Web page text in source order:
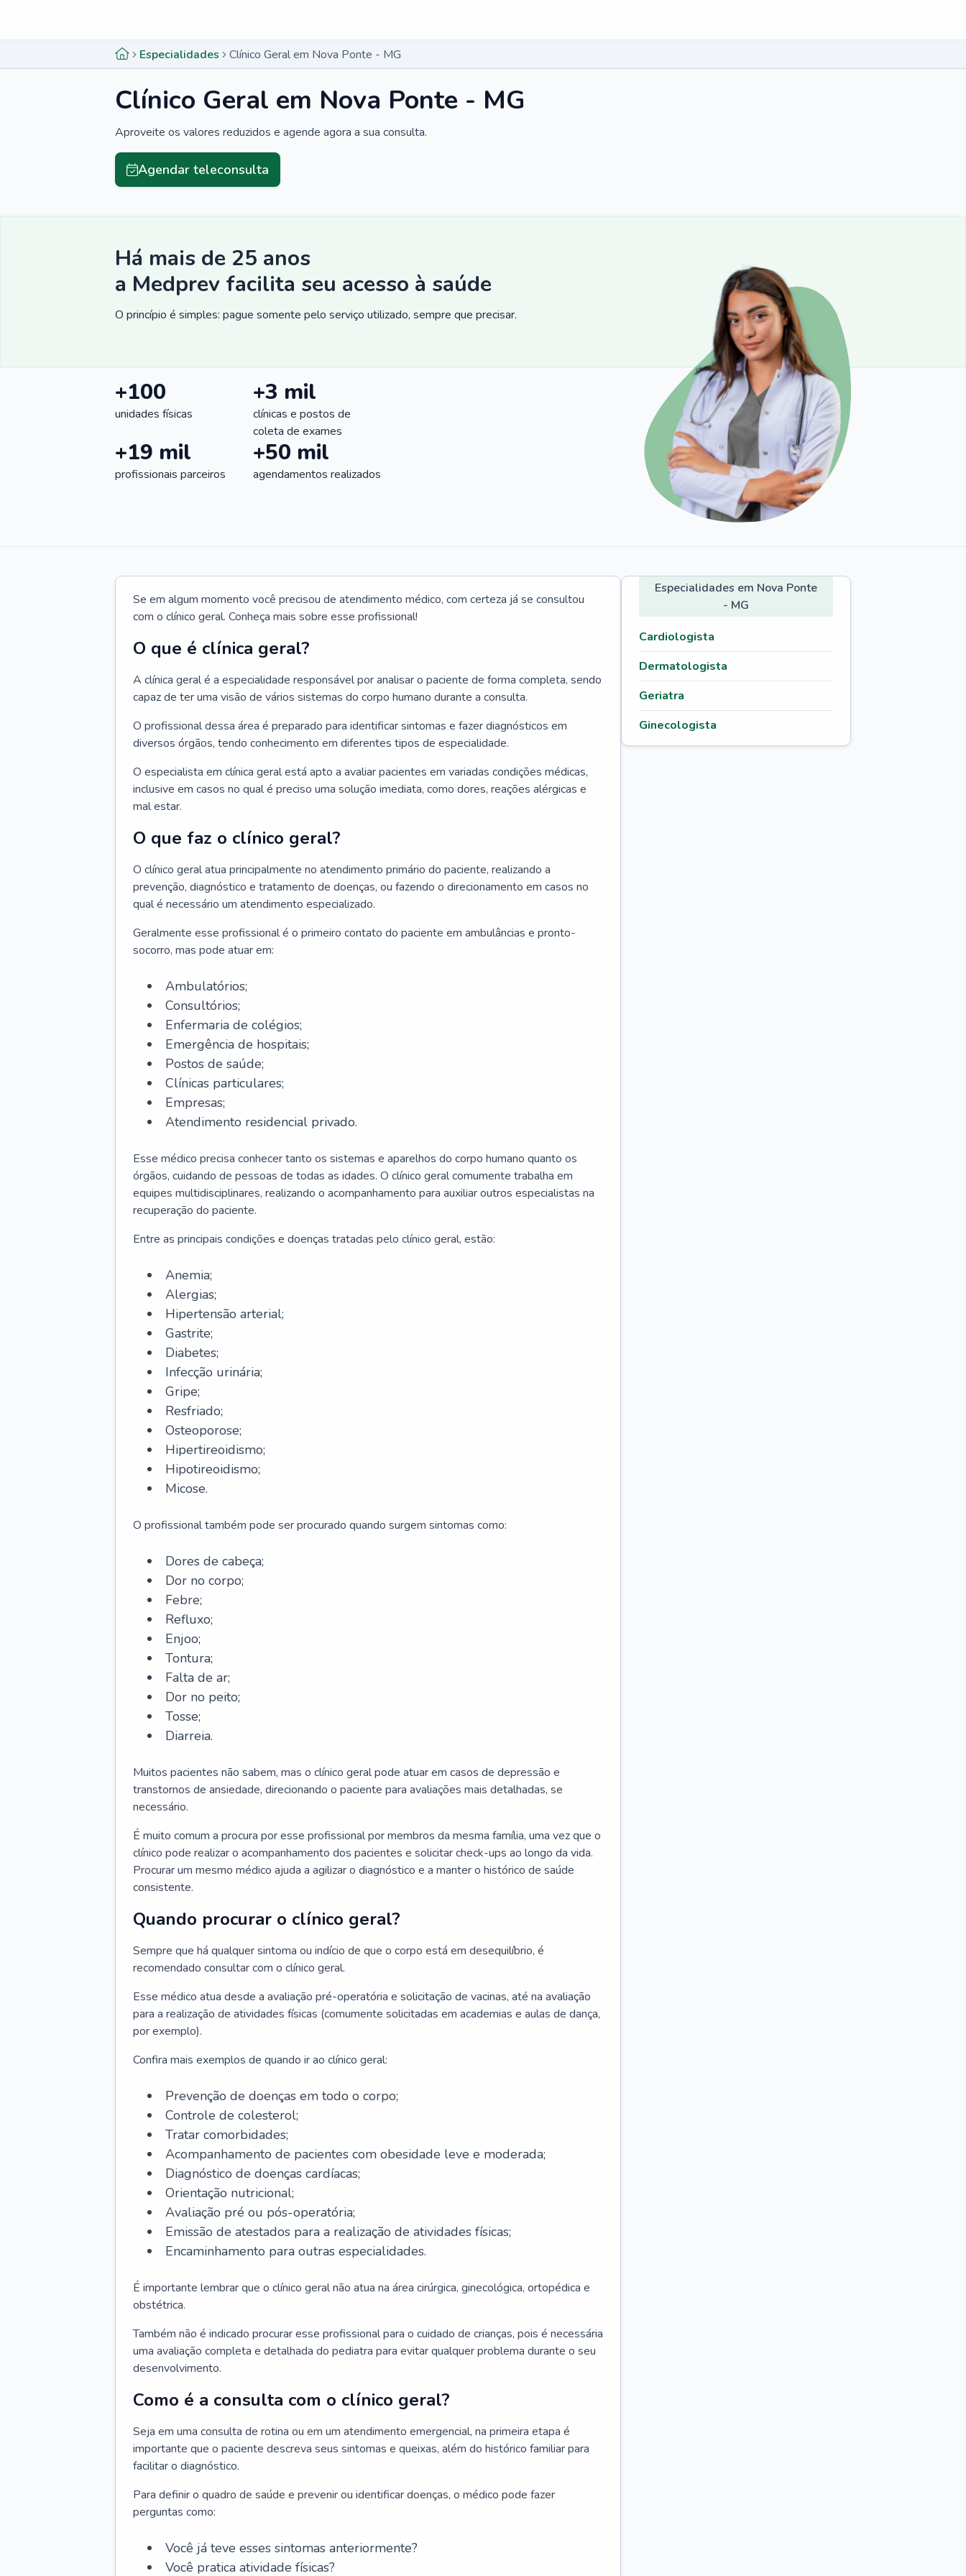
Especialidades Clínico Geral em Nova Ponte - MG
Clínico Geral em Nova Ponte - MG
Aproveite os valores reduzidos e agende agora a sua consulta.
Agendar teleconsulta
Há mais de 25 anos
a Medprev facilita seu acesso à saúde
O princípio é simples: pague somente pelo serviço utilizado, sempre que precisar.
+100
unidades físicas
+3 mil
clínicas e postos de
coleta de exames
+19 mil
profissionais parceiros
+50 mil
agendamentos realizados
Se em algum momento você precisou de atendimento médico, com certeza já se consultou
com o clínico geral. Conheça mais sobre esse profissional!
O que é clínica geral?
A clínica geral é a especialidade responsável por analisar o paciente de forma completa, sendo
capaz de ter uma visão de vários sistemas do corpo humano durante a consulta.
O profissional dessa área é preparado para identificar sintomas e fazer diagnósticos em
diversos órgãos, tendo conhecimento em diferentes tipos de especialidade.
O especialista em clínica geral está apto a avaliar pacientes em variadas condições médicas,
inclusive em casos no qual é preciso uma solução imediata, como dores, reações alérgicas e
mal estar.
O que faz o clínico geral?
O clínico geral atua principalmente no atendimento primário do paciente, realizando a
prevenção, diagnóstico e tratamento de doenças, ou fazendo o direcionamento em casos no
qual é necessário um atendimento especializado.
Geralmente esse profissional é o primeiro contato do paciente em ambulâncias e pronto-
socorro, mas pode atuar em:
Ambulatórios;
Consultórios;
Enfermaria de colégios;
Emergência de hospitais;
Postos de saúde;
Clínicas particulares;
Empresas;
Atendimento residencial privado.
Esse médico precisa conhecer tanto os sistemas e aparelhos do corpo humano quanto os
órgãos, cuidando de pessoas de todas as idades. O clínico geral comumente trabalha em
equipes multidisciplinares, realizando o acompanhamento para auxiliar outros especialistas na
recuperação do paciente.
Entre as principais condições e doenças tratadas pelo clínico geral, estão:
Anemia;
Alergias;
Hipertensão arterial;
Gastrite;
Diabetes;
Infecção urinária;
Gripe;
Resfriado;
Osteoporose;
Hipertireoidismo;
Hipotireoidismo;
Micose.
O profissional também pode ser procurado quando surgem sintomas como:
Dores de cabeça;
Dor no corpo;
Febre;
Refluxo;
Enjoo;
Tontura;
Falta de ar;
Dor no peito;
Tosse;
Diarreia.
Muitos pacientes não sabem, mas o clínico geral pode atuar em casos de depressão e
transtornos de ansiedade, direcionando o paciente para avaliações mais detalhadas, se
necessário.
É muito comum a procura por esse profissional por membros da mesma família, uma vez que o
clínico pode realizar o acompanhamento dos pacientes e solicitar check-ups ao longo da vida.
Procurar um mesmo médico ajuda a agilizar o diagnóstico e a manter o histórico de saúde
consistente.
Quando procurar o clínico geral?
Sempre que há qualquer sintoma ou indício de que o corpo está em desequilíbrio, é
recomendado consultar com o clínico geral.
Esse médico atua desde a avaliação pré-operatória e solicitação de vacinas, até na avaliação
para a realização de atividades físicas (comumente solicitadas em academias e aulas de dança,
por exemplo).
Confira mais exemplos de quando ir ao clínico geral:
Prevenção de doenças em todo o corpo;
Controle de colesterol;
Tratar comorbidades;
Acompanhamento de pacientes com obesidade leve e moderada;
Diagnóstico de doenças cardíacas;
Orientação nutricional;
Avaliação pré ou pós-operatória;
Emissão de atestados para a realização de atividades físicas;
Encaminhamento para outras especialidades.
É importante lembrar que o clínico geral não atua na área cirúrgica, ginecológica, ortopédica e
obstétrica.
Também não é indicado procurar esse profissional para o cuidado de crianças, pois é necessária
uma avaliação completa e detalhada do pediatra para evitar qualquer problema durante o seu
desenvolvimento.
Como é a consulta com o clínico geral?
Seja em uma consulta de rotina ou em um atendimento emergencial, na primeira etapa é
importante que o paciente descreva seus sintomas e queixas, além do histórico familiar para
facilitar o diagnóstico.
Para definir o quadro de saúde e prevenir ou identificar doenças, o médico pode fazer
perguntas como:
Você já teve esses sintomas anteriormente?
Você pratica atividade físicas?
Especialidades em Nova Ponte
- MG
Cardiologista
Dermatologista
Geriatra
Ginecologista